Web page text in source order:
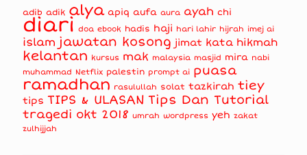
adib adik alya apiq aufa aura ayah chi
diari doa ebook hadis haji hari lahir hijrah imej ai
islam jawatan kosong jimat kata hikmah
kelantan kursus mak malaysia masjid mira nabi
muhammad Netflix palestin prompt ai puasa
ramadhan rasulullah solat tazkirah tiey
tips TIPS & ULASAN Tips Dan Tutorial
tragedi okt 2018 umrah wordpress yeh zakat
zulhijjah